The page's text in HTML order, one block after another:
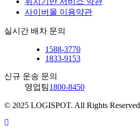
사이버몰 이용약관
실시간 배차 문의
1588-3770
1833-9153
신규 운송 문의
영업팀1800-8450
© 2025 LOGISPOT. All Rights Reserved